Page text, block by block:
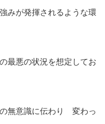
みが発揮されるような環
最悪の状況を想定してお
無意識に伝わり 変わっ